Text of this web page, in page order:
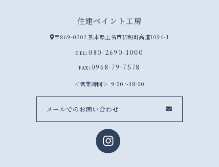
住建ペイント工房
〒869-0202 熊本県玉名市岱明町高道1096-1
TEL: 080-2690-1000
FAX: 0968-79-7578
営業時間 9:00～18:00
メールでのお問い合わせ